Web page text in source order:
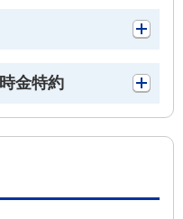
金特約